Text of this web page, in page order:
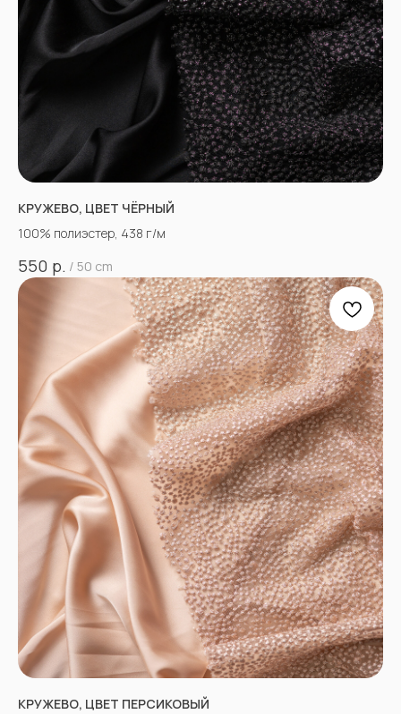
КРУЖЕВО, ЦВЕТ ЧЁРНЫЙ
100% полиэстер, 438 г/м
550 р. / 50 cm
КРУЖЕВО, ЦВЕТ ПЕРСИКОВЫЙ